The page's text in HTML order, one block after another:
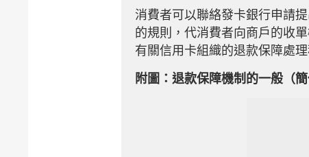
消費者可以聯絡發卡銀行申請
的規則，代消費者向商戶的收
有關信用卡組織的退款保障處
附圖：退款保障機制的一般（